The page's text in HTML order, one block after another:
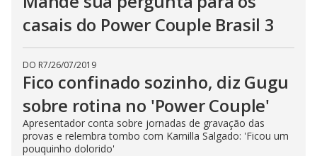
e
o
casais do Power Couple Brasil 3
DO R7/26/07/2019
Fico confinado sozinho, diz Gugu
sobre rotina no 'Power Couple'
Apresentador conta sobre jornadas de gravação das
provas e relembra tombo com Kamilla Salgado: 'Ficou um
pouquinho dolorido'